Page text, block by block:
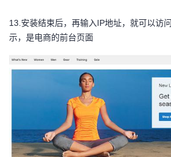
13.安装结束后，再输入IP地址，就可以访
示，是电商的前台页面